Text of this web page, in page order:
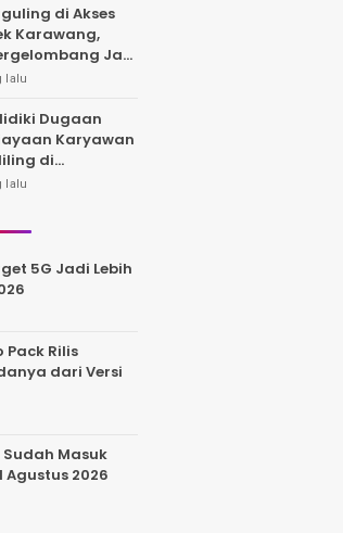
Hukumdi Akses
Karawang,
Jadi
lalu
Dugaan
Karyawan
di
lalu
5G Jadi Lebih
Pack Rilis
dari Versi
Masuk
Agustus 2026